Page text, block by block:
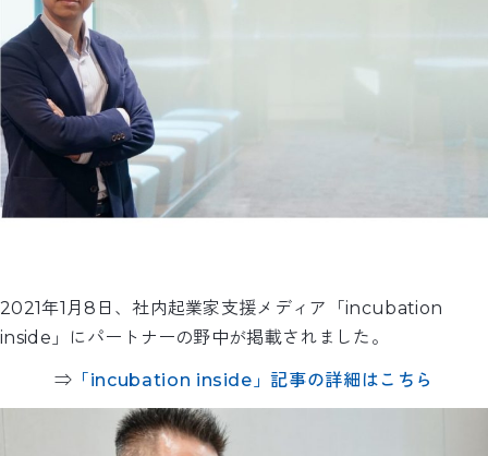
2021年1月8日、社内起業家支援メディア「incubation
inside」にパートナーの野中が掲載されました。
⇒ 「incubation inside」記事の詳細はこちら